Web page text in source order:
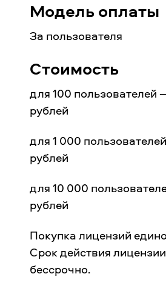
Модель оплаты
За пользователя
Стоимость
для 100 пользователей
рублей
для 1 000
рублей
для 10 000
рублей
Покупка лицензий
Срок действия
бессрочно.